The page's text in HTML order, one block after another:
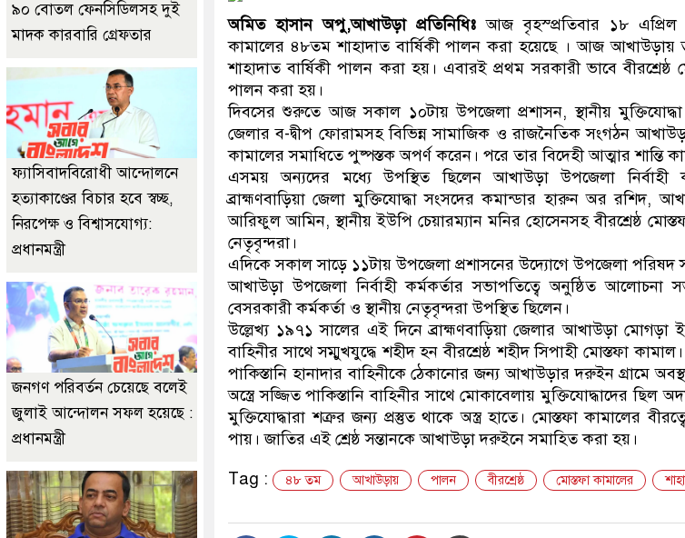
ডাকাতির
অমিত হাসান অপু,আখাউড়া প্রতিনিধিঃ আজ বৃহস্প্রতিবার ১৮ এপ্রিল
কামালের ৪৮তম শাহাদাত বার্ষিকী পালন করা হয়েছে । আজ আখাউড়ায়
শাহাদাত বার্ষিকী পালন করা হয়। এবারই প্রথম সরকারী ভাবে বীরশ্রেষ্ঠ
পালন করা হয়।
দিবসের শুরুতে আজ সকাল ১০টায় উপজেলা প্রশাসন, স্থানীয়
জেলার ব-দ্বীপ ফোরামসহ বিভিন্ন সামাজিক ও রাজনৈতিক সংগঠন আখাউড়া
কামালের সমাধিতে পুষ্পস্তক অপর্ণ করেন। পরে তার বিদেহী আত্মার শান্তি
এসময় অন্যদের মধ্যে উপস্থিত ছিলেন আখাউড়া উপজেলা নির্বাহী
ব্রাহ্মণবাড়িয়া জেলা মুক্তিযোদ্ধা সংসদের কমান্ডার হারুন অর রশিদ,
আরিফুল আমিন, স্থানীয় ইউপি চেয়ারম্যান মনির হোসেনসহ বীরশ্রেষ্ঠ
নেতৃবৃন্দরা।
এদিকে সকাল সাড়ে ১১টায় উপজেলা প্রশাসনের উদ্যোগে উপজেলা পরিষদ
আখাউড়া উপজেলা নির্বাহী কর্মকর্তার সভাপতিত্বে অনুষ্ঠিত আলোচনা
বেসরকারী কর্মকর্তা ও স্থানীয় নেতৃবৃন্দরা উপস্থিত ছিলেন।
উল্লেখ্য ১৯৭১ সালের এই দিনে ব্রাহ্মণবাড়িয়া জেলার আখাউড়া মোগড়া
বাহিনীর সাথে সম্মুখযুদ্ধে শহীদ হন বীরশ্রেষ্ঠ শহীদ সিপাহী মোস্তফা
পাকিস্তানি হানাদার বাহিনীকে ঠেকানোর জন্য আখাউড়ার দরুইন গ্রামে
অস্ত্রে সজ্জিত পাকিস্তানি বাহিনীর সাথে মোকাবেলায় মুক্তিযোদ্ধাদের
মুক্তিযোদ্ধারা শত্রুর জন্য প্রস্তুত থাকে অস্ত্র হাতে। মোস্তফা কামালের
পায়। জাতির এই শ্রেষ্ঠ সন্তানকে আখাউড়া দরুইনে সমাহিত করা হয়।
Tag :
৪৮ তম আখাউড়ায় পালন বীরশ্রেষ্ঠ মোস্তফা কামালের
৯০ বোতল ফেনসিডিলসহ দুই
মাদক কারবারি গ্রেফতার
ফ্যাসিবাদবিরোধী আন্দোলনে
হত্যাকাণ্ডের বিচার হবে স্বচ্ছ,
নিরপেক্ষ ও বিশ্বাসযোগ্য:
প্রধানমন্ত্রী
জনগণ পরিবর্তন চেয়েছে বলেই
জুলাই আন্দোলন সফল হয়েছে :
প্রধানমন্ত্রী